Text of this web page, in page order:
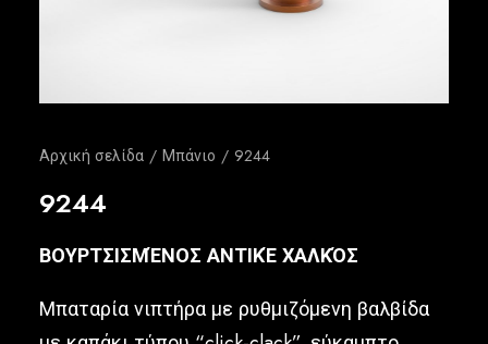
Αρχική σελίδα Μπάνιο 9244
9244
ΒΟΥΡΤΣΙΣΜΈΝΟΣ ΑΝΤΙΚΈ ΧΑΛΚΌΣ
Μπαταρία νιπτήρα με ρυθμιζόμενη βαλβίδα